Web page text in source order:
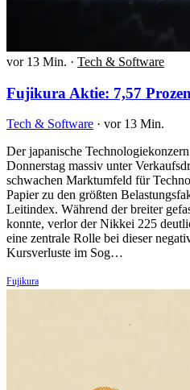
vor 13 Min. · Tech & Software
Fujikura Aktie: 7,57
Tech & Software · vor 13 Min.
Der japanische
Donnerstag massiv unter
schwachen Marktumfeld für
Papier zu den größten
Leitindex. Während der breiter
konnte, verlor der Nikkei 225
eine zentrale Rolle bei dieser
Kursverluste im Sog…
Fujikura